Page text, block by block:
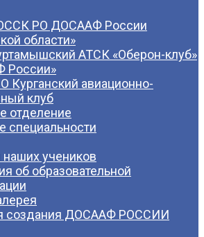
РО ДОСААФ России
области»
АТСК «Оберон-клуб»
России»
Курганский авиационно-
клуб
отделение
специальности
учеников
об образовательной
создания ДОСААФ РОССИИ